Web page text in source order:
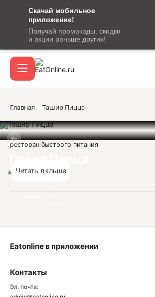
Скачай мобильное
приложение!
Получай промокоды, скидки
и акции раньше других!
сообщение
кодом
подтверждения
Вход / регистрация
Акции
Главная Ташир Пицца
Нет оценок
ресторан быстрого питания
Читать дальше
Контакты
Эл. почта:
Eatonline в приложении